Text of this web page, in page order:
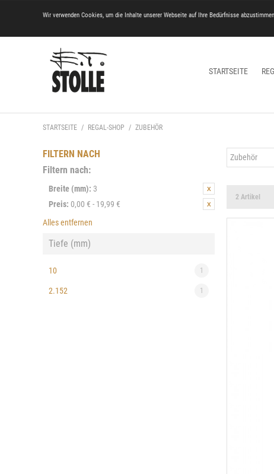
STARTSEITE
STARTSEITE / REGAL-SHOP / ZUBEHÖR
FILTERN NACH
Filtern nach:
Breite (mm): 3
Preis: 0,00 € - 19,99 €
Alles entfernen
Tiefe (mm)
10 1
2.152 1
Zubehör
2 Artikel
Wir verwenden Cookies, um die Inhalte unserer Webseite auf Ihre Bedürfnisse